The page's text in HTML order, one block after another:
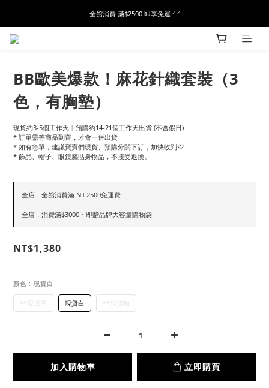
全館消費 滿$2500 即享免運.ᐟ.ᐟ
BB歐美爆款！麻花針織套裝（3
色，有胸墊）
現貨約3-5個工作天︱預購約14-21個工作天出貨 (不含假日)
* 訂單需等商品到齊，才會一併出貨
* 如有急單，建議寶寶們現貨、預購分開下訂，加快收到♡
* 飾品、帽子、眼鏡屬貼身物品，不接受退換。
全店，全館消費滿 NT.2500免運費
全店，消費滿$3000・即贈品牌大容量購物袋
NT$1,380
顏色 : 現貨白
**現貨黑 現貨白 **現貨咖
加入購物車 立即購買